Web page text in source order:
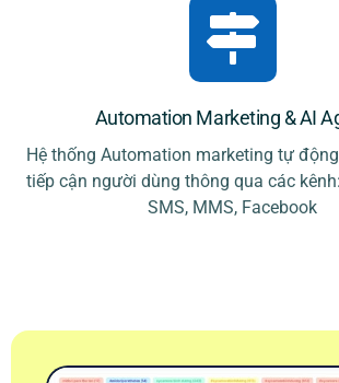
Automation Marketing & AI
Hệ thống Automation marketing tự
tiếp cận người dùng thông qua các
SMS, MMS, Facebook